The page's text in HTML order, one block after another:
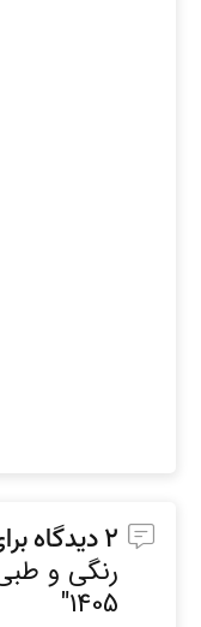
2 دیدگاه برای "
رنگی و
1405
"